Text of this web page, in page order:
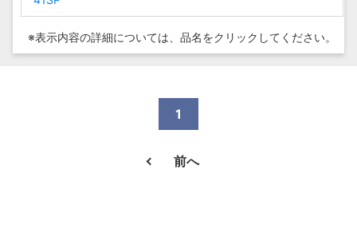
※表示内容の詳細については、 品名をクリックしてください。
1
前へ